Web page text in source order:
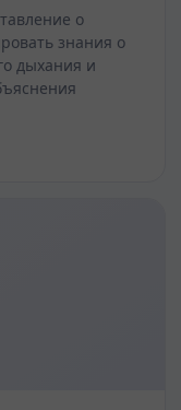
о
знания о
дыхания и